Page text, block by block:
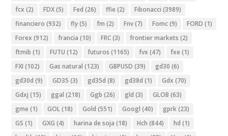
fcx (2) FDX(5) Fed (26) ffie (2) Fibonacci (3989)
financiero (932) fly(5) fm (2) Fnv(7) Fomc(9) FORD (1)
Forex (912) francia (10) FRC(3) frontier markets (2)
ftmib (1) FUTU (12) futuros (1165) fvx (47) fxe (1)
FXI (102) Gas natural (123) GBPUSD (39) gd30 (6)
gd30d (9) GD35 (3) gd35d (8) gd38d (1) Gdx (70)
Gdxj (15) ggal (218) Ggb (26) gld (3) GLOB (63)
gme (1) GOL(18) Gold (551) Googl (40) gprk(23)
GS (1) GXG (4) harina de soja (18) Hch (844) hd (1)